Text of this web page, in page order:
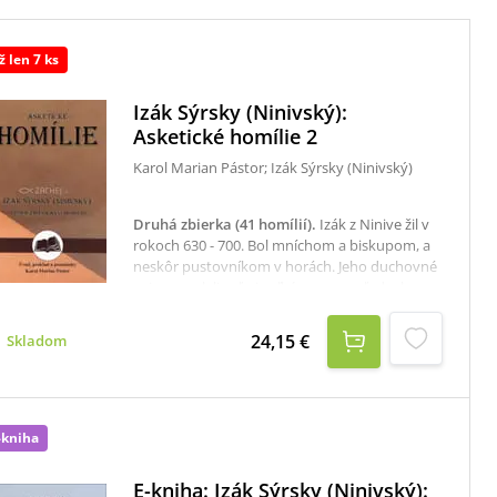
len 7 ks
Izák Sýrsky (Ninivský):
Asketické homílie 2
Karol Marian Pástor; Izák Sýrsky (Ninivský)
Druhá zbierka (41 homílií). Izák z Ninive žil v
rokoch 630 - 700. Bol mníchom a biskupom, a
neskôr pustovníkom v horách. Jeho duchovné
ktorí túžili zažiť blízkosť a hlboký vzťah s
Bohom. Maloktoré iné dielo malo
porovnateľný vplyv. A hoci svoje dielo písal
najmä pre mníchov, resp. pustovníkov žijúcich
v samote a mlčaní, Karol Marian Pástor
Skladom 24,15 €
kniha
E-kniha: Izák Sýrsky (Ninivský):